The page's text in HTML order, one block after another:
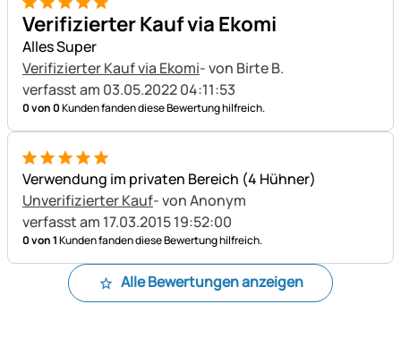
5 von 5
Verifizierter Kauf via Ekomi
Alles Super
Verifizierter Kauf via Ekomi- von Birte B.
verfasst am 03.05.2022 04:11:53
0 von 0Kunden fanden diese Bewertung hilfreich.
5 von 5
Verwendung im privaten Bereich (4 Hühner)
Unverifizierter Kauf- von Anonym
verfasst am 17.03.2015 19:52:00
0 von 1Kunden fanden diese Bewertung hilfreich.
Alle Bewertungen anzeigen